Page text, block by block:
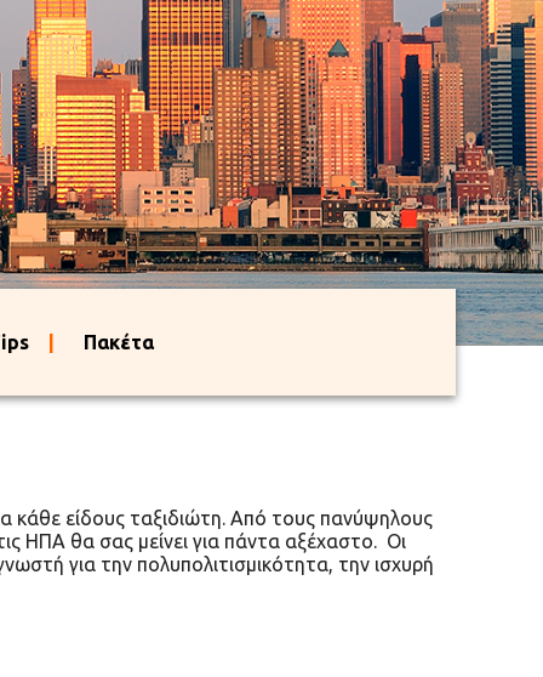
Πακέτα
κάθε είδους ταξιδιώτη. Από τους πανύψηλους
ΗΠΑ θα σας μείνει για πάντα αξέχαστο. Οι
για την πολυπολιτισμικότητα, την ισχυρή